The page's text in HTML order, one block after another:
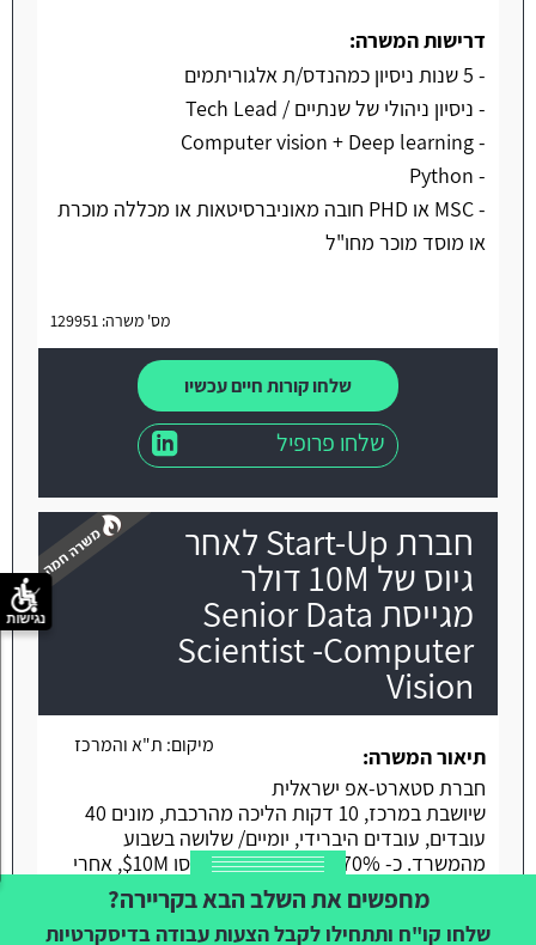
דרישות המשרה:
- 5 שנות ניסיון כמהנדס/ת אלגוריתמים
- ניסיון ניהולי של שנתיים / Tech Lead
- Computer vision + Deep learning
- Python
- MSC או PHD חובה מאוניברסיטאות או מכללה מוכרת
או מוסד מוכר מחו"ל
מס' משרה: 129951
שלחו קורות חיים עכשיו
שלחו פרופיל
חברת Start-Up לאחר
גיוס של 10M דולר
מגייסת Senior Data
Scientist -Computer
Vision
מיקום: ת"א והמרכז
תיאור המשרה:
חברת סטארט-אפ ישראלית
שיושבת במרכז, 10 דקות הליכה מהרכבת, מונים 40
עובדים, עובדים היברידי, יומיים/ שלושה בשבוע
מהמשרד. כ- 70% מה- R&D נשים, גייסו 10M$, אחרי
Round A ולקראת סבב גיוס גדול נוסף. זמן מצוין
להיכנס!! מפתחים פלטפורמת SaaS AI חדשנית
המספקת אימות תקינות עבור עבודות בנייה באמצעות
מחפשים את השלב הבא בקריירה?
שלחו קו"ח ותתחילו לקבל הצעות עבודה בדיסקרטיות
נגישות